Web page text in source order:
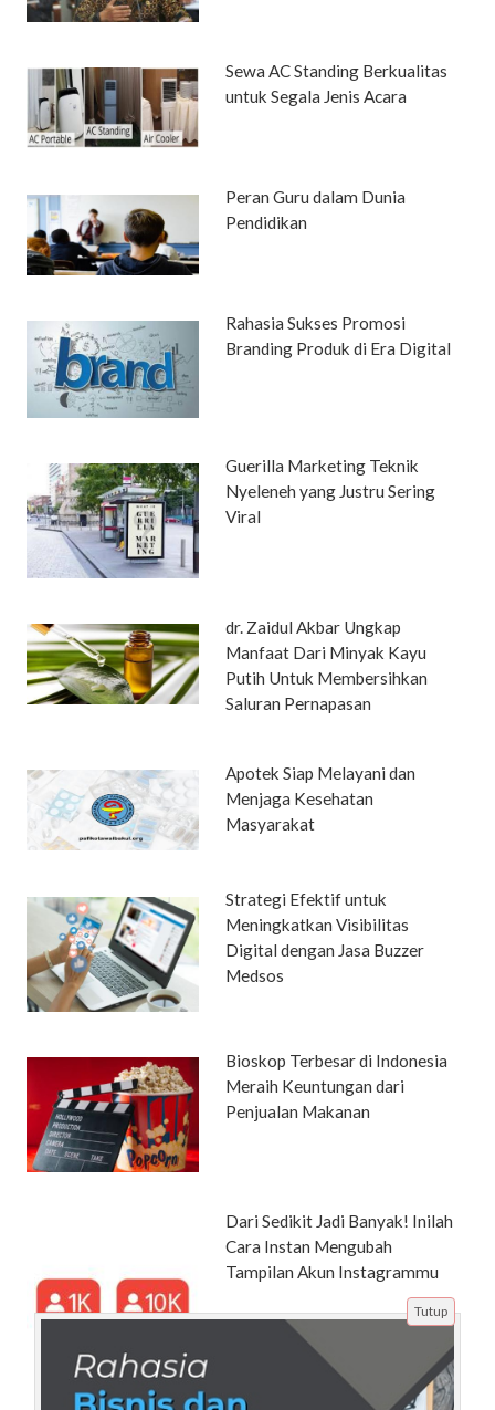
Sewa AC Standing Berkualitas
untuk Segala Jenis Acara
Peran Guru dalam Dunia
Pendidikan
Rahasia Sukses Promosi
Branding Produk di Era Digital
Guerilla Marketing Teknik
Nyeleneh yang Justru Sering
Viral
dr. Zaidul Akbar Ungkap
Manfaat Dari Minyak Kayu
Putih Untuk Membersihkan
Saluran Pernapasan
Apotek Siap Melayani dan
Menjaga Kesehatan
Masyarakat
Strategi Efektif untuk
Meningkatkan Visibilitas
Digital dengan Jasa Buzzer
Medsos
Bioskop Terbesar di Indonesia
Meraih Keuntungan dari
Penjualan Makanan
Dari Sedikit Jadi Banyak! Inilah
Cara Instan Mengubah
Tampilan Akun Instagrammu
Tutup